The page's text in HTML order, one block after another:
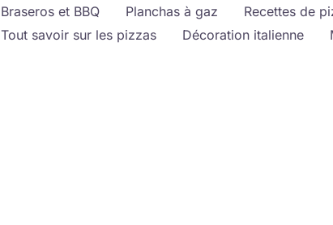
Braseros et BBQ Planchas à gaz Recettes de
Tout savoir sur les pizzas
Décoration italienne